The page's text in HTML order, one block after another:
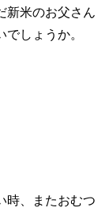
新米のお父さん
でしょうか。
時、またおむつ